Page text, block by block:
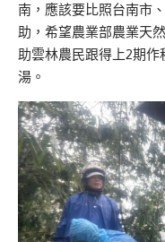
南，應該要比照台南市
助，希望農業部農業天
助雲林農民跟得上2期
湯。